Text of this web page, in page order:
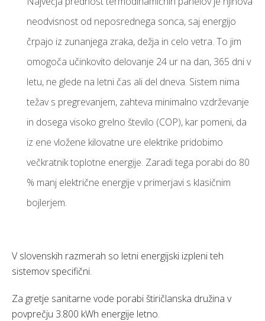
neodvisnost od neposrednega sonca, saj energijo
črpajo iz zunanjega zraka, dežja in celo vetra. To jim
omogoča učinkovito delovanje 24 ur na dan, 365 dni v
letu, ne glede na letni čas ali del dneva. Sistem nima
težav s pregrevanjem, zahteva minimalno vzdrževanje
in dosega visoko grelno število (COP), kar pomeni, da
iz ene vložene kilovatne ure elektrike pridobimo
večkratnik toplotne energije. Zaradi tega porabi do 80
% manj električne energije v primerjavi s klasičnim
bojlerjem.
V slovenskih razmerah so letni energijski izpleni teh
sistemov specifični.
Za gretje sanitarne vode porabi štiričlanska družina v
povprečju 3.800 kWh energije letno.